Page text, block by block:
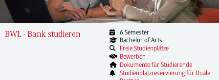
BWL - Bank studieren
6 Semester
Bachelor of Arts
Freie Studienplätze
Bewerben
Dokumente für Studierende
Studienplatzreservierung für Duale